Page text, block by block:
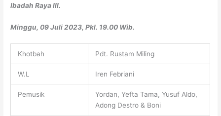
Ibadah Raya III.
Minggu, 09 Juli 2023, Pkl. 19.00 Wib.
Khotbah Pdt. Rustam Miling
W.L Iren Febriani
Pemusik
Yordan, Yefta Tama, Yusuf Aldo,
Adong Destro & Boni